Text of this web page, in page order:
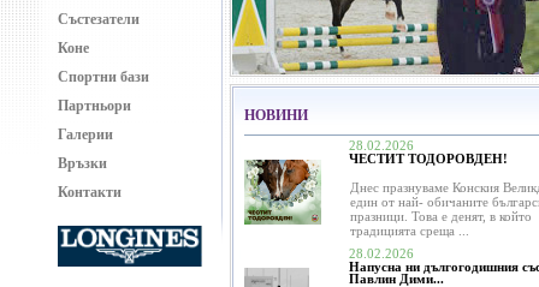
Състезатели
Коне
Спортни бази
Партньори
Галерии
Връзки
Контакти
НОВИНИ
28.02.2026
ЧЕСТИТ ТОДОРОВДЕН!
Днес празнуваме Конския
един от най- обичаните
празници. Това е денят, в който
традицията среща ...
28.02.2026
Напусна ни дългогодишния
Павлин Дими...